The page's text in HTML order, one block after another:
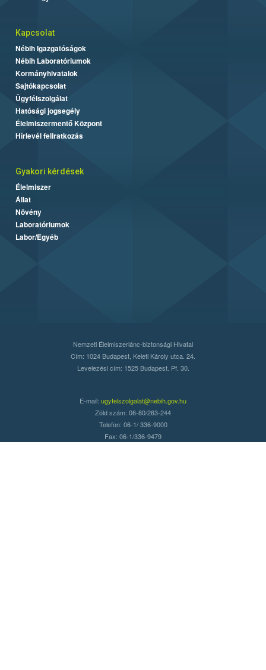
Kapcsolat
Nébih Igazgatóságok
Nébih Laboratóriumok
Kormányhivatalok
Sajtókapcsolat
Ügyfélszolgálat
Hatósági jogsegély
Élelmiszermentő Központ
Hírlevél feliratkozás
Gyakori kérdések
Élelmiszer
Állat
Növény
Laboratóriumok
Labor/Egyéb
Nemzeti Élelmiszerlánc-biztonsági Hivatal
Cím: 1024 Budapest, Keleti Károly utca. 24.
Levelezési cím: 1525 Budapest. Pf. 30.
E-mail: ugyfelszolgalat@nebih.gov.hu
Zöld szám: 06-80/263-244
Telefon: 06-1/ 336-9000
Fax: 06-1/336-9479